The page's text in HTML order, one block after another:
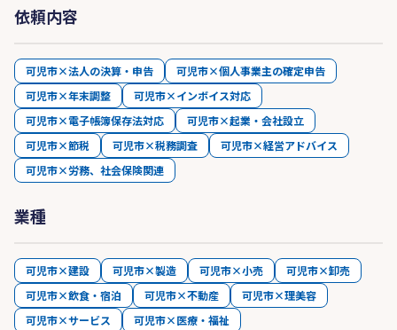
依頼内容
可児市×法人の決算・申告
可児市×個人事業主の確定申告
可児市×年末調整
可児市×インボイス対応
可児市×電子帳簿保存法対応
可児市×起業・会社設立
可児市×節税
可児市×税務調査
可児市×経営アドバイス
可児市×労務、社会保険関連
業種
可児市×建設 可児市×製造 可児市×小売
可児市×卸売
可児市×飲食・宿泊
可児市×不動産
可児市×理美容
可児市×サービス
可児市×医療・福祉